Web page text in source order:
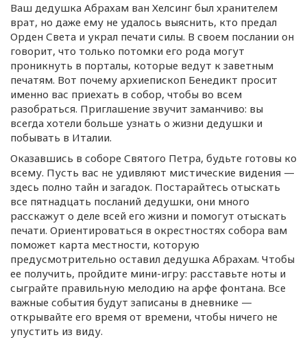
Ваш дедушка Абрахам ван Хелсинг был хранителем
врат, но даже ему не удалось выяснить, кто предал
Орден Света и украл печати силы. В своем послании он
говорит, что только потомки его рода могут
проникнуть в порталы, которые ведут к заветным
печатям. Вот почему архиепископ Бенедикт просит
именно вас приехать в собор, чтобы во всем
разобраться. Приглашение звучит заманчиво: вы
всегда хотели больше узнать о жизни дедушки и
побывать в Италии.
Оказавшись в соборе Святого Петра, будьте готовы ко
всему. Пусть вас не удивляют мистические видения —
здесь полно тайн и загадок. Постарайтесь отыскать
все пятнадцать посланий дедушки, они много
расскажут о деле всей его жизни и помогут отыскать
печати. Ориентироваться в окрестностях собора вам
поможет карта местности, которую
предусмотрительно оставил дедушка Абрахам. Чтобы
ее получить, пройдите мини-игру: расставьте ноты и
сыграйте правильную мелодию на арфе фонтана. Все
важные события будут записаны в дневнике —
открывайте его время от времени, чтобы ничего не
упустить из виду.